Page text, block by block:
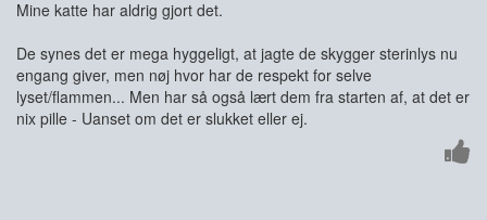
Mine katte har aldrig gjort det.
De synes det er mega hyggeligt, at jagte de skygger sterinlys nu
engang giver, men nøj hvor har de respekt for selve
lyset/flammen... Men har så også lært dem fra starten af, at det er
nix pille - Uanset om det er slukket eller ej.